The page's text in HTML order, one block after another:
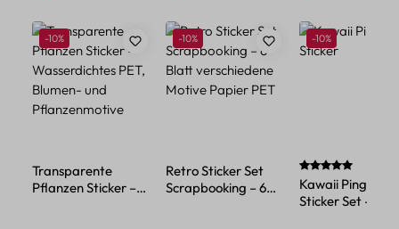
Produktgalerie überspringen
Rabatt
-10%
Transparente
Pflanzen Sticker –
Rabatt
-10%
Retro Sticker Set
Scrapbooking – 6
Rabatt
-10%
Kawaii Pinguin
Sticker Set – 45